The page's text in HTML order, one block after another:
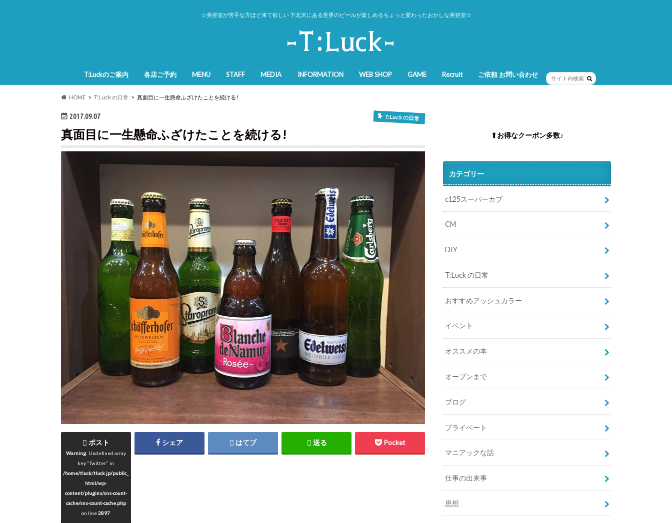
☆美容室が苦手な方ほど来て欲しい 下北沢にある世界のビールが楽しめるちょっと変わったおかしな美容室☆
T:Luckのご案内 各店ご予約 MENU STAFF MEDIA INFORMATION WEB SHOP GAME Recruit ご依頼 お問い合わせ
HOME T:Luck の日常 真面目に一生懸命ふざけたことを続ける!
2017.09.07 T:Luck の日常
真面目に一生懸命ふざけたことを続ける!
ポスト
Warning: Undefined array
key "Twitter" in
/home/tluck/tluck.jp/public_
html/wp-
content/plugins/sns-count-
cache/sns-count-cache.php
on line2897
シェア はてブ 送る Pocket
⬆︎お得なクーポン多数♪
カテゴリー
c125スーパーカブ
CM
DIY
T:Luck の日常
おすすめアッシュカラー
イベント
オススメの本
オープンまで
ブログ
プライベート
マニアックな話
仕事の出来事
思想